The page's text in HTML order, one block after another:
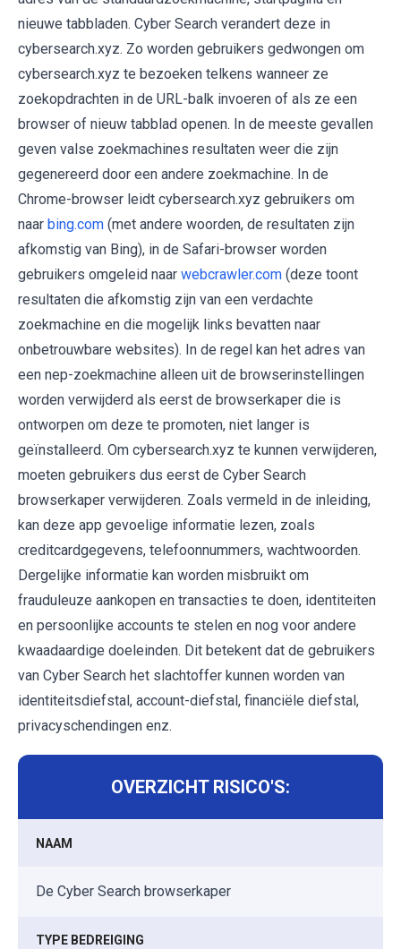
nieuwe tabbladen. Cyber Search verandert deze in
cybersearch.xyz. Zo worden gebruikers gedwongen om
cybersearch.xyz te bezoeken telkens wanneer ze
zoekopdrachten in de URL-balk invoeren of als ze een
browser of nieuw tabblad openen. In de meeste gevallen
geven valse zoekmachines resultaten weer die zijn
gegenereerd door een andere zoekmachine. In de
Chrome-browser leidt cybersearch.xyz gebruikers om
naar bing.com (met andere woorden, de resultaten zijn
afkomstig van Bing), in de Safari-browser worden
gebruikers omgeleid naar webcrawler.com (deze toont
resultaten die afkomstig zijn van een verdachte
zoekmachine en die mogelijk links bevatten naar
onbetrouwbare websites). In de regel kan het adres van
een nep-zoekmachine alleen uit de browserinstellingen
worden verwijderd als eerst de browserkaper die is
ontworpen om deze te promoten, niet langer is
geïnstalleerd. Om cybersearch.xyz te kunnen verwijderen,
moeten gebruikers dus eerst de Cyber Search
browserkaper verwijderen. Zoals vermeld in de inleiding,
kan deze app gevoelige informatie lezen, zoals
creditcardgegevens, telefoonnummers, wachtwoorden.
Dergelijke informatie kan worden misbruikt om
frauduleuze aankopen en transacties te doen, identiteiten
en persoonlijke accounts te stelen en nog voor andere
kwaadaardige doeleinden. Dit betekent dat de gebruikers
van Cyber Search het slachtoffer kunnen worden van
identiteitsdiefstal, account-diefstal, financiële diefstal,
privacyschendingen enz.
OVERZICHT RISICO'S:
NAAM
De Cyber Search browserkaper
TYPE BEDREIGING